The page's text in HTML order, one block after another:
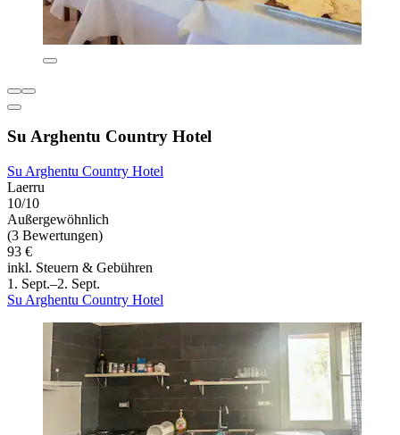
Su Arghentu Country Hotel
Su Arghentu Country Hotel
Laerru
10/10
Außergewöhnlich
(3 Bewertungen)
93 €
inkl. Steuern & Gebühren
1. Sept.–2. Sept.
Su Arghentu Country Hotel